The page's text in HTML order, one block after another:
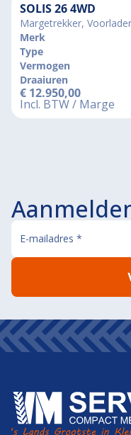
SOLIS 26 4WD
Margetrekker, Voorlader
Merk
Type
Vermogen
Draaiuren
€ 12.950,00
Incl. BTW / Marge